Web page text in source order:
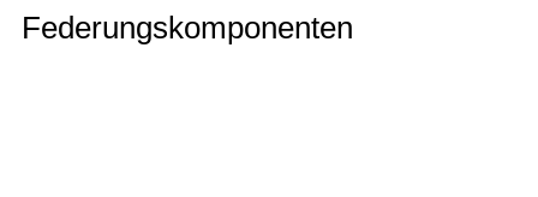
Federungskomponenten